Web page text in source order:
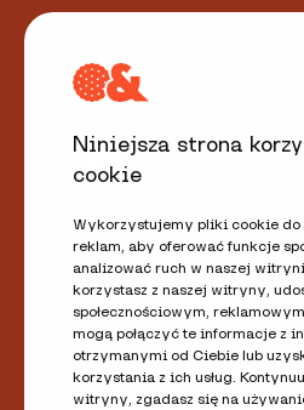
Niniejsza strona
cookie
Wykorzystujemy pliki cookie
reklam, aby oferować funkcje
analizować ruch w naszej
korzystasz z naszej witryny,
społecznościowym,
mogą połączyć te informacje z
otrzymanymi od Ciebie lub
korzystania z ich usług.
witryny, zgadasz się na